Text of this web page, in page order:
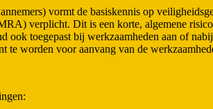
vormt de basiskennis op
verplicht. Dit is een korte, algemene
ook toegepast bij werkzaamheden aan of
te worden voor aanvang van de